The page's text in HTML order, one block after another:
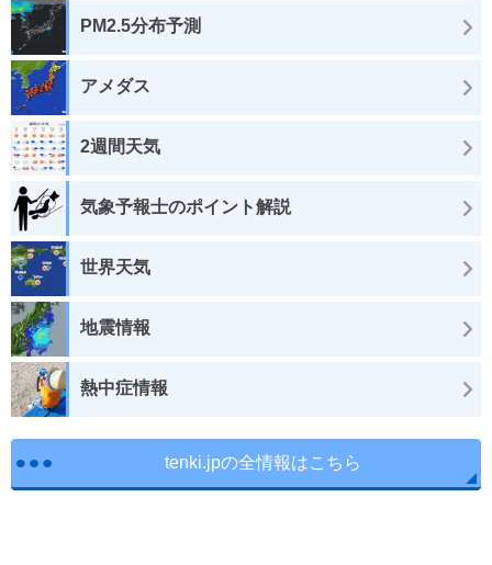
PM2.5分布予測
アメダス
2週間天気
気象予報士のポイント解説
世界天気
地震情報
熱中症情報
tenki.jpの全情報はこちら